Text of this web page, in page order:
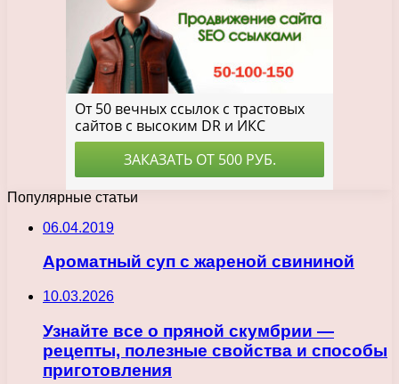
Популярные статьи
06.04.2019
Ароматный суп с жареной свининой
10.03.2026
Узнайте все о пряной скумбрии —
рецепты, полезные свойства и способы
приготовления